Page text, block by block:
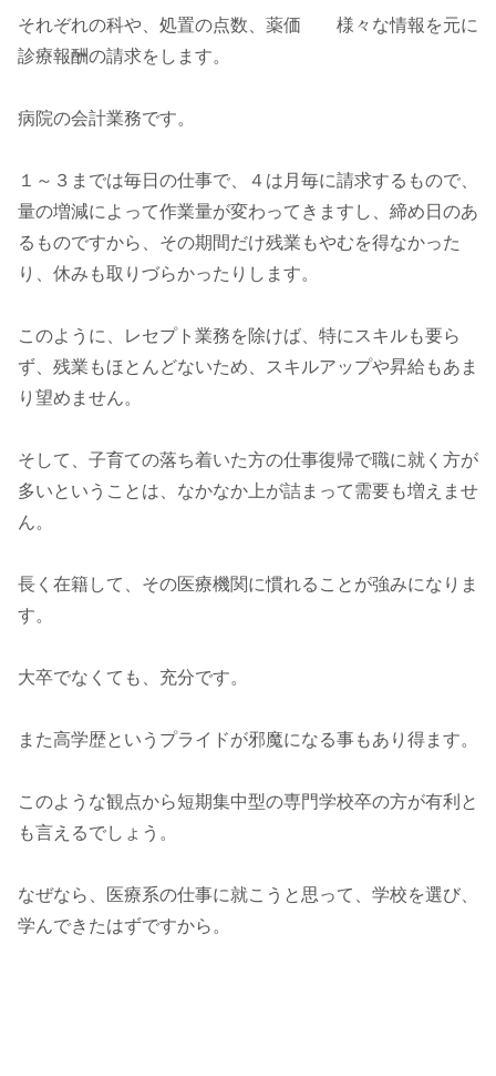
それぞれの科や、処置の点数、薬価 様々な情報を元に
診療報酬の請求をします。
病院の会計業務です。
１～３までは毎日の仕事で、４は月毎に請求するもので、
量の増減によって作業量が変わってきますし、締め日のあ
るものですから、その期間だけ残業もやむを得なかった
り、休みも取りづらかったりします。
このように、レセプト業務を除けば、特にスキルも要ら
ず、残業もほとんどないため、スキルアップや昇給もあま
り望めません。
そして、子育ての落ち着いた方の仕事復帰で職に就く方が
多いということは、なかなか上が詰まって需要も増えませ
ん。
長く在籍して、その医療機関に慣れることが強みになりま
す。
大卒でなくても、充分です。
また高学歴というプライドが邪魔になる事もあり得ます。
このような観点から短期集中型の専門学校卒の方が有利と
も言えるでしょう。
なぜなら、医療系の仕事に就こうと思って、学校を選び、
学んできたはずですから。